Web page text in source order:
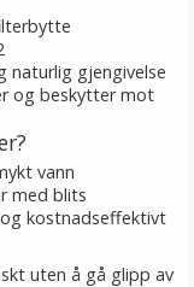
naturlig gjengivelse
og beskytter mot
vann
med blits
kostnadseffektivt
uten å gå glipp av